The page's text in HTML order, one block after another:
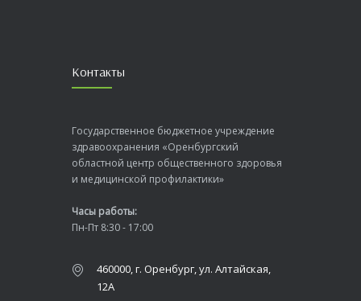
Контакты
Государственное бюджетное учреждение
здравоохранения «Оренбургский
областной центр общественного здоровья
и медицинской профилактики»
Часы работы:
Пн-Пт 8:30 - 17:00
460000, г. Оренбург, ул. Алтайская,
12А